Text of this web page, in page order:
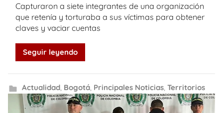
Capturaron a siete integrantes de una organización
que retenía y torturaba a sus víctimas para obtener
claves y vaciar cuentas
Seguir leyendo
Actualidad, Bogotá, Principales Noticias, Territorios